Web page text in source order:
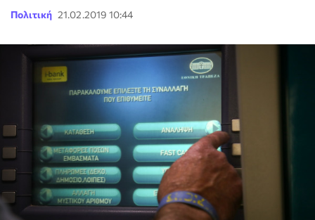
Πολιτική 21.02.2019 10:44